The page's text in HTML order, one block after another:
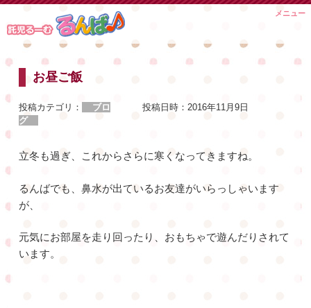
Skip
content
メニュー
お昼ご飯
投稿カテゴリ：
ブロ
グ
投稿日時： 2016年11月9日
立冬も過ぎ、これからさらに寒くなってきますね。
るんばでも、鼻水が出ているお友達がいらっしゃいます
が、
元気にお部屋を走り回ったり、おもちゃで遊んだりされて
います。